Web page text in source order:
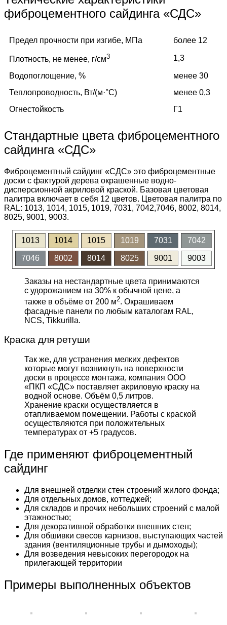
фиброцементного сайдинга «СДС»
Предел прочности при изгибе, МПа более 12
Плотность, не менее, г/см3 1,3
Водопоглощение, %
менее 30
Теплопроводность, Вт/(м·°C)
менее 0,3
Огнестойкость
Г1
Стандартные цвета фиброцементного
сайдинга «СДС»
Фиброцементный сайдинг «СДС» это фиброцементные
доски с фактурой дерева окрашенные водно-
дисперсионной акриловой краской. Базовая цветовая
палитра включает в себя 12 цветов. Цветовая палитра по
RAL: 1013, 1014, 1015, 1019, 7031, 7042,7046, 8002, 8014,
8025, 9001, 9003.
1013 1014 1015 1019 7031 7042
7046 8002 8014 8025 9001 9003
Заказы на нестандартные цвета принимаются
с удорожанием на 30% к обычной цене, а
также в объёме от 200 м2. Окрашиваем
фасадные панели по любым каталогам RAL,
NCS, Tikkurilla.
Краска для ретуши
Так же, для устранения мелких дефектов
которые могут возникнуть на поверхности
доски в процессе монтажа, компания ООО
«ПКП «СДС» поставляет акриловую краску на
водной основе. Объём 0,5 литров.
Хранение краски осуществляется в
отапливаемом помещении. Работы с краской
осуществляются при положительных
температурах от +5 градусов.
Где применяют фиброцементный
сайдинг
Для внешней отделки стен строений жилого фонда;
Для отдельных домов, коттеджей;
Для складов и прочих небольших строений с малой
этажностью;
Для декоративной обработки внешних стен;
Для обшивки свесов карнизов, выступающих частей
здания (вентиляционные трубы и дымоходы);
Для возведения невысоких перегородок на
прилегающей территории
Примеры выполненных объектов